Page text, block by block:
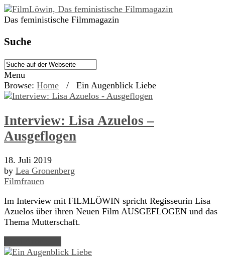
Das feministische Filmmagazin
Suche
Menu
Browse: Home / Ein Augenblick Liebe
Interview: Lisa Azuelos –
Ausgeflogen
18. Juli 2019
by Lea Gronenberg
Filmfrauen
Im Interview mit FILMLÖWIN spricht Regisseurin Lisa
Azuelos über ihren Neuen Film AUSGEFLOGEN und das
Thema Mutterschaft.